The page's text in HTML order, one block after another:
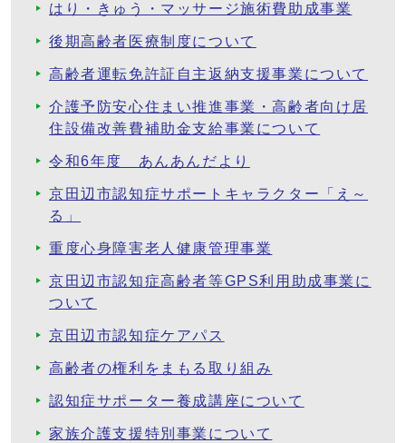
はり・きゅう・マッサージ施術費助成事業
後期高齢者医療制度について
高齢者運転免許証自主返納支援事業について
介護予防安心住まい推進事業・高齢者向け居
住設備改善費補助金支給事業について
令和6年度 あんあんだより
京田辺市認知症サポートキャラクター「え～
る」
重度心身障害老人健康管理事業
京田辺市認知症高齢者等GPS利用助成事業に
ついて
京田辺市認知症ケアパス
高齢者の権利をまもる取り組み
認知症サポーター養成講座について
家族介護支援特別事業について